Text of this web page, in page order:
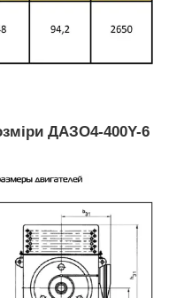
ДАЗО4-400Y-6